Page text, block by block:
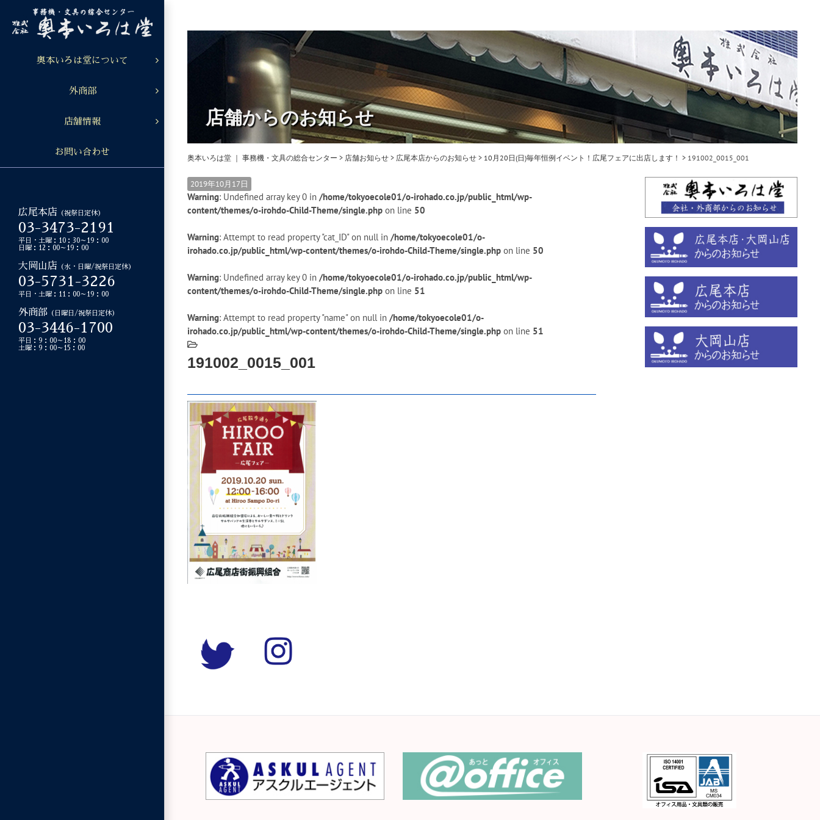
content
奥本いろは堂について
外商部
店舗情報
お問い合わせ
広尾本店 （祝祭日定休）
03-3473-2191
平日・土曜：10：30～19：00
日曜：12：00～19：00
大岡山店 （水・日曜/祝祭日定休）
03-5731-3226
平日・土曜：11：00～19：00
外商部 （日曜日/祝祭日定休）
03-3446-1700
平日：9：00～18：00
土曜：9：00～15：00
店舗からのお知らせ
奥本いろは堂 ｜ 事務機・文具の総合センター > 店舗お知らせ > 広尾本店からのお知らせ > 10月20日(日)毎年恒例イベント！広尾フェアに出店します！ > 191002_0015_001
2019年10月17日
Warning: Undefined array key 0 in /home/tokyoecole01/o-irohado.co.jp/public_html/wp-
content/themes/o-irohdo-Child-Theme/single.php on line 50
Warning: Attempt to read property "cat_ID" on null in /home/tokyoecole01/o-
irohado.co.jp/public_html/wp-content/themes/o-irohdo-Child-Theme/single.php on line 50
Warning: Undefined array key 0 in /home/tokyoecole01/o-irohado.co.jp/public_html/wp-
content/themes/o-irohdo-Child-Theme/single.php on line 51
Warning: Attempt to read property "name" on null in /home/tokyoecole01/o-
irohado.co.jp/public_html/wp-content/themes/o-irohdo-Child-Theme/single.php on line 51
191002_0015_001